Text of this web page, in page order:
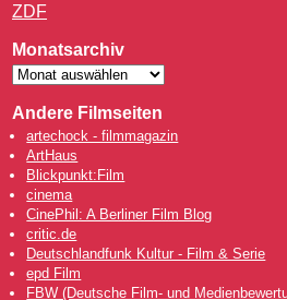
ZDF
Monatsarchiv
Andere Filmseiten
artechock - filmmagazin
ArtHaus
Blickpunkt:Film
cinema
CinePhil: A Berliner Film Blog
critic.de
Deutschlandfunk Kultur - Film & Serie
epd Film
FBW (Deutsche Film- und